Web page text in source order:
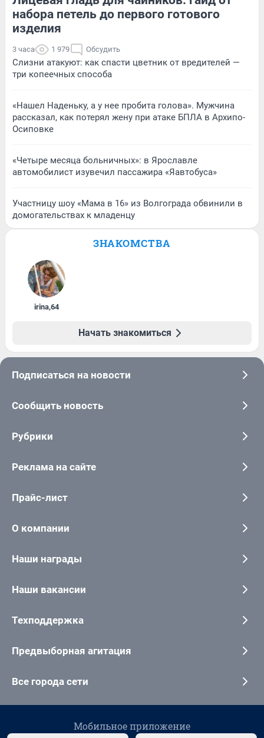
набора петель до первого готового
изделия
3 часа 1 979 Обсудить
Слизни атакуют: как спасти цветник от вредителей —
три копеечных способа
«Нашел Наденьку, а у нее пробита голова». Мужчина
рассказал, как потерял жену при атаке БПЛА в Архипо-
Осиповке
«Четыре месяца больничных»: в Ярославле
автомобилист изувечил пассажира «Яавтобуса»
Участницу шоу «Мама в 16» из Волгограда обвинили в
домогательствах к младенцу
ЗНАКОМСТВА
irina,64
Начать знакомиться
Подписаться на новости
Сообщить новость
Рубрики
Реклама на сайте
Прайс-лист
О компании
Наши награды
Наши вакансии
Техподдержка
Предвыборная агитация
Все города сети
Мобильное приложение